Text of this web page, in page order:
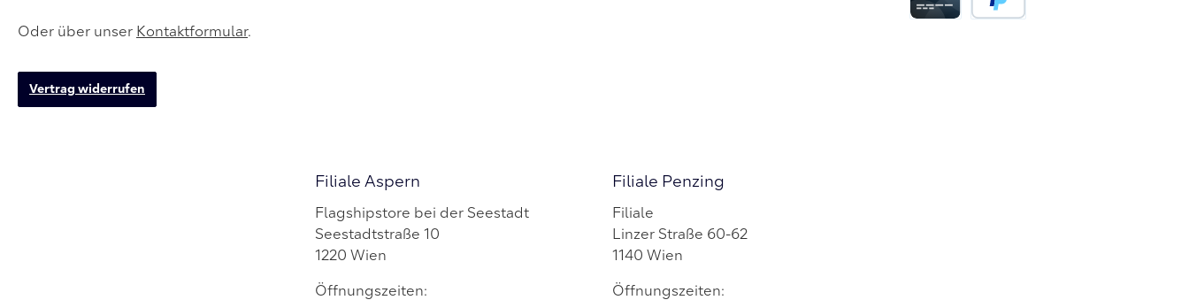
Oder über unser Kontaktformular.
Vertrag widerrufen
Filiale Aspern
Flagshipstore bei der Seestadt
Seestadtstraße 10
1220 Wien
Öffnungszeiten:
Filiale Penzing
Filiale
Linzer Straße 60-62
1140 Wien
Öffnungszeiten: